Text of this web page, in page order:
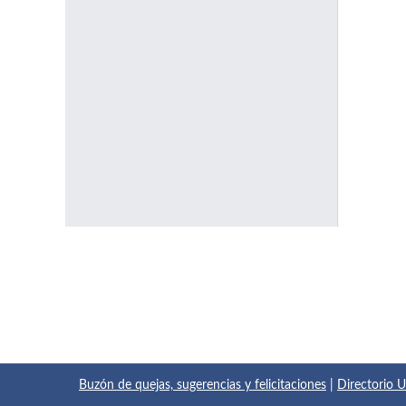
Buzón de quejas, sugerencias y felicitaciones Directorio